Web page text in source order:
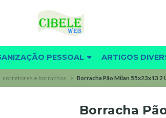
PESSOAL ARTIGOS
corretores e borrachas Borracha Pão Milan 55x23x13 2
Borracha